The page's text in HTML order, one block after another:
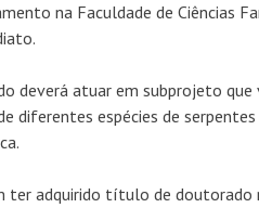
na Faculdade de Ciências
deverá atuar em subprojeto
diferentes espécies de
ter adquirido título de